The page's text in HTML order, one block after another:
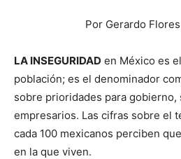
Por Gerardo
LA INSEGURIDAD en México es
población; es el denominador
sobre prioridades para gobierno,
empresarios. Las cifras sobre el
cada 100 mexicanos perciben
en la que viven.